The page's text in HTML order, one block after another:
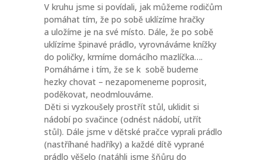
V kruhu jsme si povídali, jak můžeme rodičům
pomáhat tím, že po sobě uklízíme hračky
a uložíme je na své místo. Dále, že po sobě
uklízíme špinavé prádlo, vyrovnáváme knížky
do poličky, krmíme domácího mazlíčka….
Pomáháme i tím, že se k sobě budeme
hezky chovat – nezapomeneme poprosit,
poděkovat, neodmlouváme.
Děti si vyzkoušely prostřít stůl, uklidit si
nádobí po svačince (odnést nádobí, utřít
stůl). Dále jsme v dětské pračce vyprali prádlo
(nastříhané hadříky) a každé dítě vyprané
prádlo věšelo (natáhli jsme šňůru do